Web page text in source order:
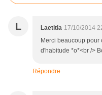
L Laetitia 17/10/2014
Merci beaucoup pour
d'habitude *o*<br />
Répondre